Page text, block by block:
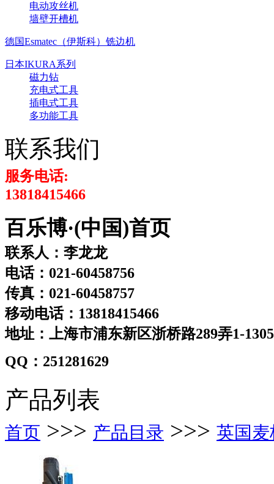
电动攻丝机
墙壁开槽机
德国Esmatec（伊斯科）铣边机
日本IKURA系列
磁力钻
充电式工具
插电式工具
多功能工具
联系我们
服务电话:
13818415466
百乐博·(中国)首页
联系人：李龙龙
电话：021-60458756
传真：021-60458757
移动电话：13818415466
地址：上海市浦东新区浙桥路289弄1-
QQ：251281629
产品列表
首页 >>> 产品目录 >>> 英国麦